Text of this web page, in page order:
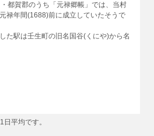
都賀郡のうち「元禄郷帳」では、当村
禄年間(1688)前に成立していたそうで
た駅は壬生町の旧名国谷(くにや)から名
平均です。